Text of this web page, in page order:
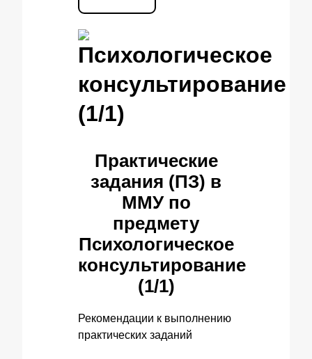
Психологическое
консультирование
(1/1)
Практические
задания (ПЗ) в
ММУ по
предмету
Психологическое
консультирование
(1/1)
Рекомендации к выполнению
практических заданий